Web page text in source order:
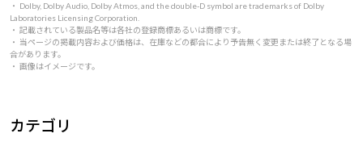
・ Dolby, Dolby Audio, Dolby Atmos, and the double-D symbol are trademarks of Dolby
Laboratories Licensing Corporation.
・ 記載されている製品名等は各社の登録商標あるいは商標です。
・ 当ページの掲載内容および価格は、在庫などの都合により予告無く変更または終了となる場
合があります。
・ 画像はイメージです。
カテゴリ